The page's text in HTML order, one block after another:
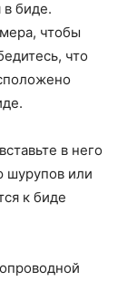
в биде.
чтобы
что
в него
шурупов или
к биде